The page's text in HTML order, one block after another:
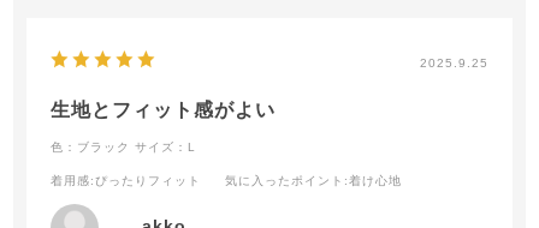
2025.9.25
生地とフィット感がよい
色：ブラック サイズ：L
着用感:ぴったりフィット 気に入ったポイント :着け心地